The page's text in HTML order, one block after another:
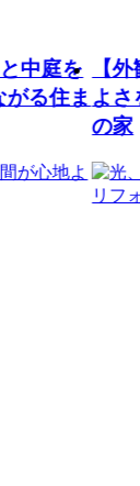
観】光、風
を感じるカ